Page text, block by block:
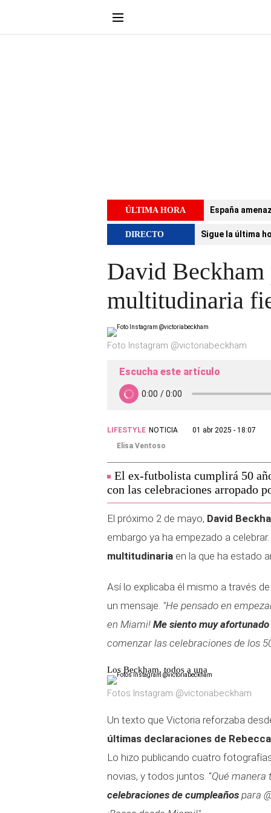
ÚLTIMA HORA España
DIRECTO Sigue la última
David Beckham
multitudinaria
Foto Instagram @victoriabeckham
Escucha este artículo
LIFESTYLE NOTICIA
01 abr 2025 - 18:07
Elisa Ventoso
El ex-futbolista cumplirá 50
con las celebraciones arropado
El próximo 2 de mayo, David
embargo ya ha empezado a celebrar.
multitudinaria en la que ha estado
Así lo explicaba él mismo a través
un mensaje. "He pensado en
en Miami! Me siento muy
comenzar las celebraciones de los
Los Beckham, todos a una
Fotos Instagram @victoriabeckham
Un texto que Victoria reforzaba
últimas declaraciones de
Lo hizo publicando cuatro
novias, y todos juntos. "Qué manera
celebraciones de cumpleaños para